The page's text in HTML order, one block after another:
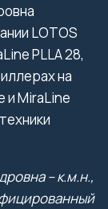
LOTOS
PLLA 28,
на
и MiraLine
– к.м.н.,